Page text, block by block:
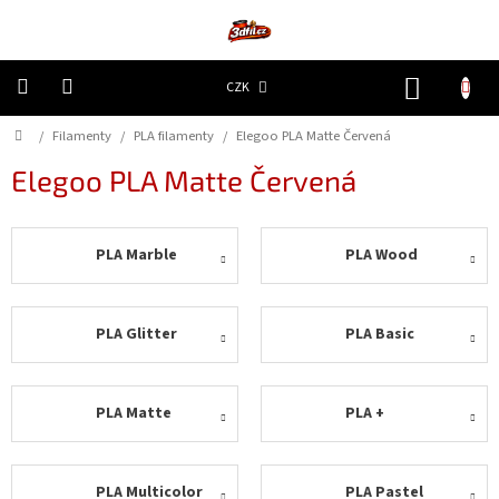
CZK
díly
ceny
Domů
/ Filamenty / PLA filamenty / Elegoo PLA Matte Červená
Elegoo PLA Matte Červená
PLA Marble PLA Wood
PLA Glitter PLA Basic
PLA Matte PLA +
PLA Multicolor PLA Pastel